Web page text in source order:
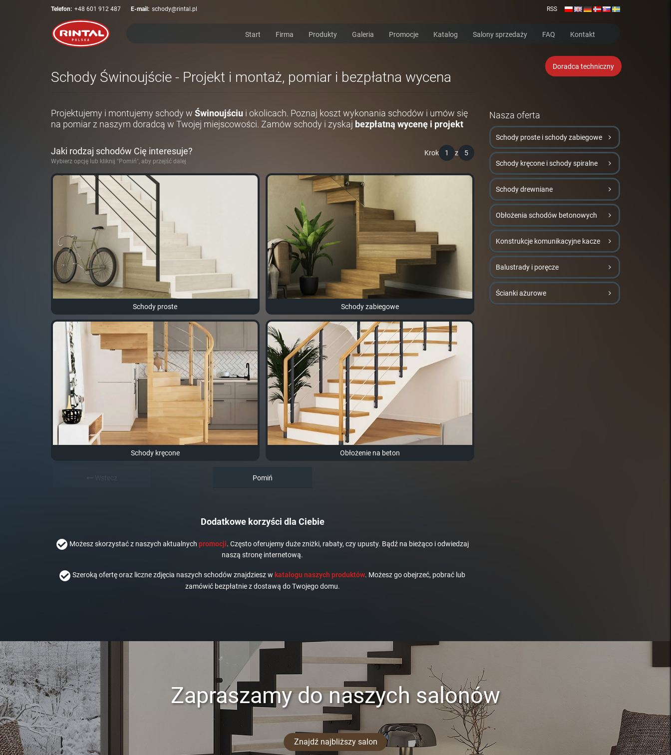
Telefon: +48 601 912 487 E-mail: schody@rintal.pl RSS
Start Firma Produkty Galeria Promocje Katalog Salony sprzedaży FAQ Kontakt
Doradca techniczny
Schody Świnoujście - Projekt i montaż, pomiar i bezpłatna wycena
Projektujemy i montujemy schody w Świnoujściu i okolicach. Poznaj koszt wykonania schodów i umów się
na pomiar z naszym doradcą w Twojej miejscowości. Zamów schody i zyskaj bezpłatną wycenę i projekt
Krok 1 z 5
Jaki rodzaj schodów Cię interesuje?
Wybierz opcję lub kliknij "Pomiń", aby przejść dalej
Schody proste Schody zabiegowe
Schody kręcone Obłożenie na beton
Pomiń
Dodatkowe korzyści dla Ciebie
Możesz skorzystać z naszych aktualnych promocji. Często oferujemy duże zniżki, rabaty, czy upusty. Bądź na bieżąco i odwiedzaj
naszą stronę internetową.
Szeroką ofertę oraz liczne zdjęcia naszych schodów znajdziesz w katalogu naszych produktów. Możesz go obejrzeć, pobrać lub
zamówić bezpłatnie z dostawą do Twojego domu.
Nasza oferta
Schody proste i schody zabiegowe
Schody kręcone i schody spiralne
Schody drewniane
Obłożenia schodów betonowych
Konstrukcje komunikacyjne kacze
Balustrady i poręcze
Ścianki ażurowe
Zapraszamy do naszych salonów
Znajdź najbliższy salon